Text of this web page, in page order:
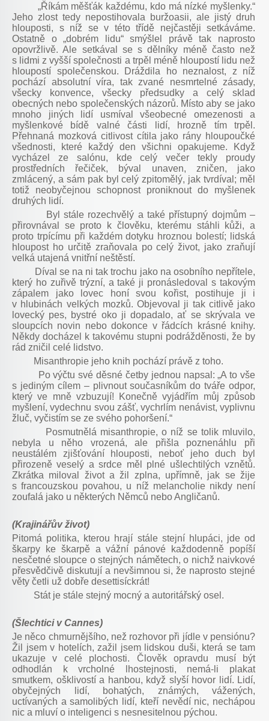
„Říkám měšťák každému, kdo má nízké myšlenky.“
Jeho zlost tedy nepostihovala buržoasii, ale jistý druh
hlouposti, s níž se v této třídě nejčastěji setkáváme.
Ostatně o „dobrém lidu“ smýšlel právě tak naprosto
opovržlivě. Ale setkával se s dělníky méně často než
s lidmi z vyšší společnosti a trpěl méně hloupostí lidu než
hloupostí společenskou. Dráždila ho neznalost, z níž
pochází absolutní víra, tak zvané nesmrtelné zásady,
všecky konvence, všecky předsudky a celý sklad
obecných nebo společenských názorů. Místo aby se jako
mnoho jiných lidí usmíval všeobecné omezenosti a
myšlenkové bídě valné části lidí, hrozně tím trpěl.
Přehnaná mozková citlivost cítila jako rány hloupoučké
všednosti, které každý den všichni opakujeme. Když
vycházel ze salónu, kde celý večer tekly proudy
prostředních řečiček, býval unaven, zničen, jako
zmlácený, a sám pak byl celý zpitomělý, jak tvrdíval; měl
totiž neobyčejnou schopnost proniknout do myšlenek
druhých lidí.
Byl stále rozechvělý a také přístupný dojmům –
přirovnával se proto k člověku, kterému stáhli kůži, a
proto trpícímu při každém dotyku hroznou bolestí; lidská
hloupost ho určitě zraňovala po celý život, jako zraňují
velká utajená vnitřní neštěstí.
Díval se na ni tak trochu jako na osobního nepřítele,
který ho zuřivě trýzní, a také ji pronásledoval s takovým
zápalem jako lovec honí svou kořist, postihuje ji i
v hlubinách velkých mozků. Objevoval ji tak citlivě jako
lovecký pes, bystré oko ji dopadalo, ať se skrývala ve
sloupcích novin nebo dokonce v řádcích krásné knihy.
Někdy docházel k takovému stupni podrážděnosti, že by
rád zničil celé lidstvo.
Misanthropie jeho knih pochází právě z toho.
Po výčtu své děsné četby jednou napsal: „A to vše
s jediným cílem – plivnout současníkům do tváře odpor,
který ve mně vzbuzují! Konečně vyjádřím můj způsob
myšlení, vydechnu svou zášť, vychrlím nenávist, vyplivnu
žluč, vyčistím se ze svého pohoršení.“
Posmutnělá misanthropie, o níž se tolik mluvilo,
nebyla u něho vrozená, ale přišla poznenáhlu při
neustálém zjišťování hlouposti, neboť jeho duch byl
přirozeně veselý a srdce měl plné ušlechtilých vznětů.
Zkrátka miloval život a žil zplna, upřímně, jak se žije
s francouzskou povahou, u níž melancholie nikdy není
zoufalá jako u některých Němců nebo Angličanů.
(Krajinářův život)
Pitomá politika, kterou hrají stále stejní hlupáci, jde od
škarpy ke škarpě a vážní pánové každodenně popíší
nesčetné sloupce o stejných námětech, o nichž naivkové
přesvědčivě diskutují a nevšimnou si, že naprosto stejné
věty četli už dobře desettisíckrát!
Stát je stále stejný mocný a autoritářský osel.
(Šlechtici v Cannes)
Je něco chmurnějšího, než rozhovor při jídle v pensiónu?
Žil jsem v hotelích, zažil jsem lidskou duši, která se tam
ukazuje v celé plochosti. Člověk opravdu musí být
odhodlán k vrcholné lhostejnosti, nemá-li plakat
smutkem, ošklivostí a hanbou, když slyší hovor lidí. Lidí,
obyčejných lidí, bohatých, známých, vážených,
uctívaných a samolibých lidí, kteří nevědí nic, nechápou
nic a mluví o inteligenci s nesnesitelnou pýchou.